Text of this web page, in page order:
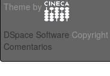
Theme by
DSpace Software
Comentarios